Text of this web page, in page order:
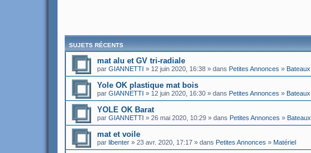
SUJETS RÉCENTS
mat alu et GV tri-radiale
par GIANNETTI » 12 juin 2020, 16:38 » dans Petites Annonces » Bateaux
Yole OK plastique mat bois
par GIANNETTI » 12 juin 2020, 16:30 » dans Petites Annonces » Bateaux
YOLE OK Barat
par GIANNETTI » 26 mai 2020, 10:29 » dans Petites Annonces » Bateaux
mat et voile
par libenter » 23 avr. 2020, 17:17 » dans Petites Annonces » Matériel